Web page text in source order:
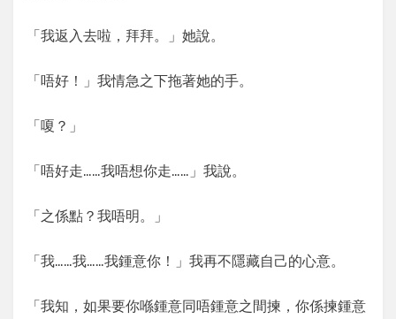
「我返入去啦，拜拜。」她說。
「唔好！」我情急之下拖著她的手。
「嗄？」
「唔好走……我唔想你走……」我說。
「之係點？我唔明。」
「我……我……我鍾意你！」我再不隱藏自己的心意。
「我知，如果要你喺鍾意同唔鍾意之間揀，你係揀鍾意